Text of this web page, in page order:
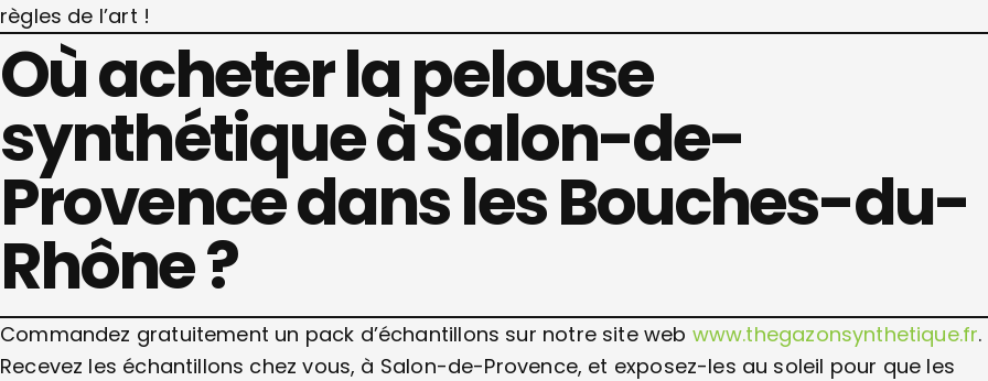
règles de l’art !
Où acheter la pelouse
synthétique à Salon-de-
Provence dans les Bouches-du-
Rhône ?
Commandez gratuitement un pack d’échantillons sur notre site web www.thegazonsynthetique.fr.
Recevez les échantillons chez vous, à Salon-de-Provence, et exposez-les au soleil pour que les